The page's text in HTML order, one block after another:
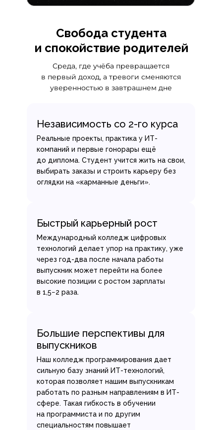
Свобода студента
и спокойствие родителей
Независимость со 2-го курса
Реальные проекты, практика у ИТ-
компаний и первые гонорары ещё
до диплома. Студент учится жить на свои,
выбирать заказы и строить карьеру без
оглядки на «карманные деньги».
Быстрый карьерный рост
Международный колледж цифровых
технологий делает упор на практику, уже
через год-два после начала работы
выпускник может перейти на более
высокие позиции с ростом зарплаты
в 1,5−2 раза.
Большие перспективы для
выпускников
Наш колледж программирования дает
сильную базу знаний ИТ-технологий,
которая позволяет нашим выпускникам
работать по разным направлениям в ИТ-
сфере. Такая гибкость в обучении
на программиста и по другим
специальностям повышает
Среда, где учёба превращается
в первый доход, а тревоги сменяются
уверенностью в завтрашнем дне